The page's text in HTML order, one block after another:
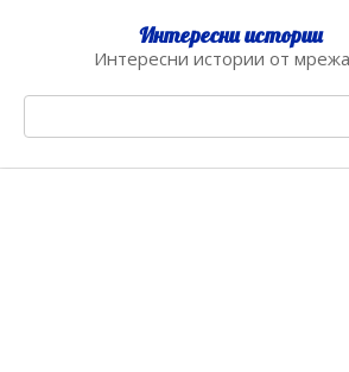
Интересни истории
Интересни истории от